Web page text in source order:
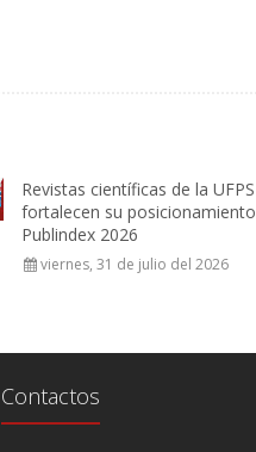
Revistas científicas de la UFPS
fortalecen su
Publindex 2026
viernes, 31 de julio del 2026
Contactos